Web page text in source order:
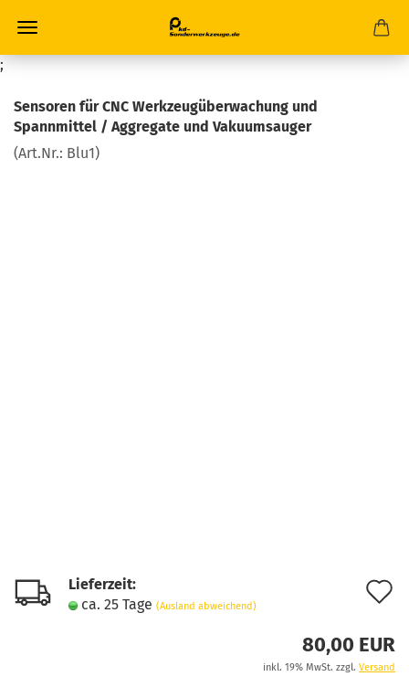
;
Sensoren für CNC Werkzeugüberwachung und
Spannmittel / Aggregate und Vakuumsauger
(Art.Nr.: Blu1)
Lieferzeit:
ca. 25 Tage (Ausland abweichend)
80,00 EUR
inkl. 19% MwSt. zzgl. Versand